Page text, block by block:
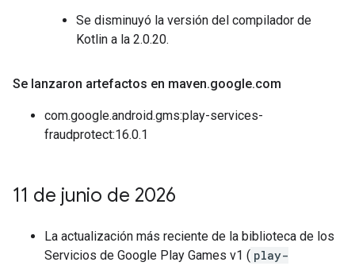
Se disminuyó la versión del compilador de
Kotlin a la 2.0.20.
Se lanzaron artefactos en maven.google.com
com.google.android.gms:play-services-
fraudprotect:16.0.1
11 de junio de 2026
La actualización más reciente de la biblioteca de los
Servicios de Google Play Games v1 ( play-